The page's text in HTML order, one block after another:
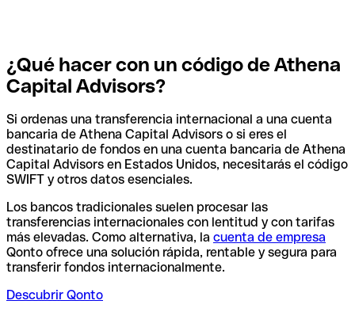
¿Qué hacer con un código de Athena
Capital Advisors?
Si ordenas una transferencia internacional a una cuenta
bancaria de Athena Capital Advisors o si eres el
destinatario de fondos en una cuenta bancaria de Athena
Capital Advisors en Estados Unidos, necesitarás el código
SWIFT y otros datos esenciales.
Los bancos tradicionales suelen procesar las
transferencias internacionales con lentitud y con tarifas
más elevadas. Como alternativa, la cuenta de empresa
Qonto ofrece una solución rápida, rentable y segura para
transferir fondos internacionalmente.
Descubrir Qonto